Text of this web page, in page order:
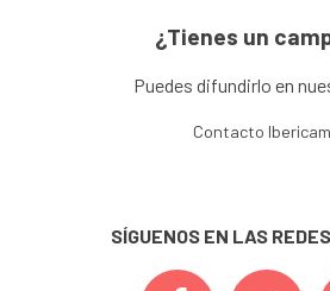
¿Tienes un
Puedes difundirlo en
Contacto
SÍGUENOS EN LAS